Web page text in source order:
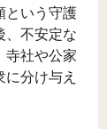
という守護
、不安定な
寺社や公家
分け与え